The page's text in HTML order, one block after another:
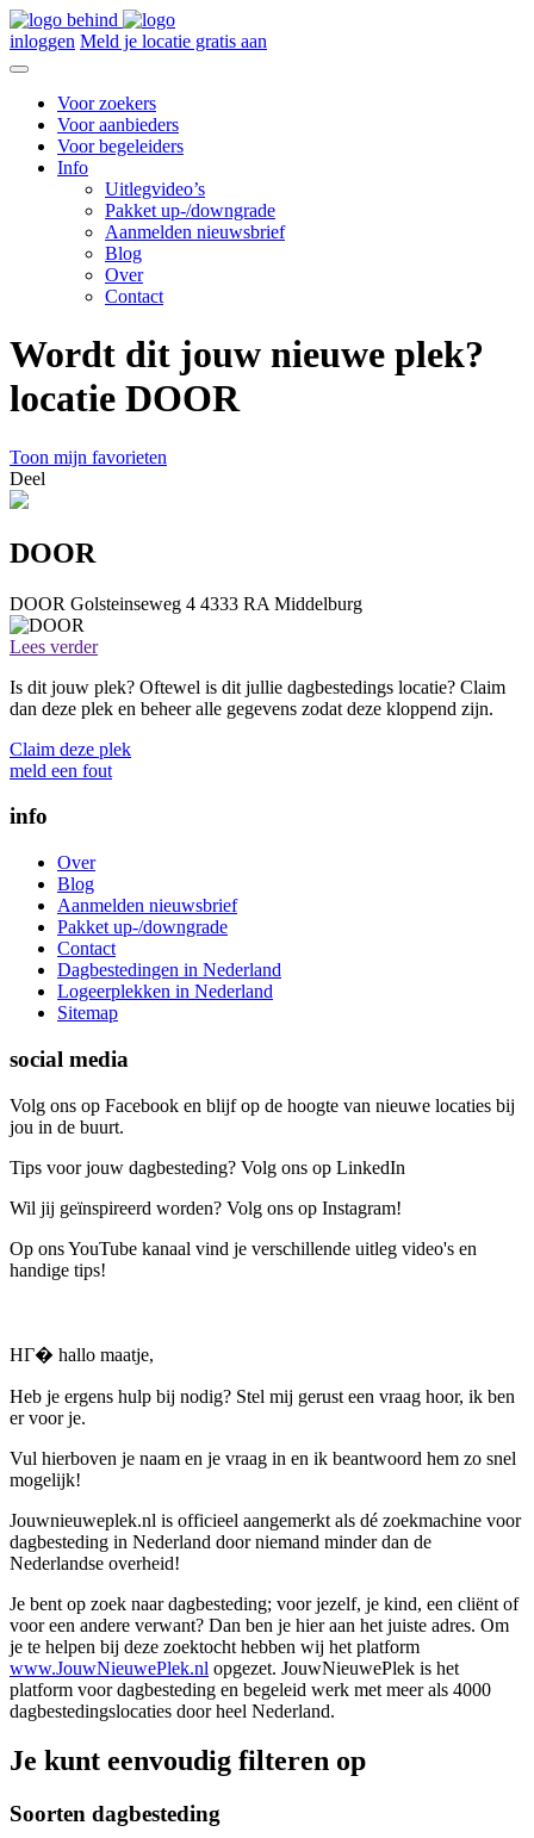
inloggen Meld je locatie gratis aan
Voor zoekers
Voor aanbieders
Voor begeleiders
Info
Uitlegvideo’s
Pakket up-/downgrade
Aanmelden nieuwsbrief
Blog
Over
Contact
Wordt dit jouw nieuwe plek?
locatie DOOR
Toon mijn favorieten
Deel
DOOR
DOOR Golsteinseweg 4 4333 RA Middelburg
Lees verder
Is dit jouw plek? Oftewel is dit jullie dagbestedings locatie? Claim
dan deze plek en beheer alle gegevens zodat deze kloppend zijn.
Claim deze plek
meld een fout
info
Over
Blog
Aanmelden nieuwsbrief
Pakket up-/downgrade
Contact
Dagbestedingen in Nederland
Logeerplekken in Nederland
Sitemap
social media
Volg ons op Facebook en blijf op de hoogte van nieuwe locaties bij
jou in de buurt.
Tips voor jouw dagbesteding? Volg ons op LinkedIn
Wil jij geïnspireerd worden? Volg ons op Instagram!
Op ons YouTube kanaal vind je verschillende uitleg video's en
handige tips!
HГ� hallo maatje,
Heb je ergens hulp bij nodig? Stel mij gerust een vraag hoor, ik ben
er voor je.
Vul hierboven je naam en je vraag in en ik beantwoord hem zo snel
mogelijk!
Jouwnieuweplek.nl is officieel aangemerkt als dé zoekmachine voor
dagbesteding in Nederland door niemand minder dan de
Nederlandse overheid!
Je bent op zoek naar dagbesteding; voor jezelf, je kind, een cliënt of
voor een andere verwant? Dan ben je hier aan het juiste adres. Om
je te helpen bij deze zoektocht hebben wij het platform
www.JouwNieuwePlek.nl opgezet. JouwNieuwePlek is het
platform voor dagbesteding en begeleid werk met meer als 4000
dagbestedingslocaties door heel Nederland.
Je kunt eenvoudig filteren op
Soorten dagbesteding